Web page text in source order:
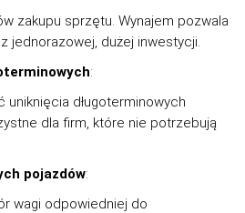
zakupu sprzętu. Wynajem pozwala
jednorazowej, dużej inwestycji.
:
uniknięcia długoterminowych
dla firm, które nie potrzebują
pojazdów:
wagi odpowiedniej do